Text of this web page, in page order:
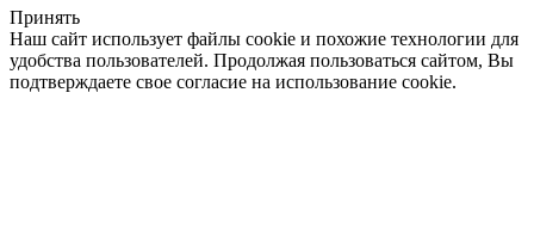
Принять
Наш сайт использует файлы cookie и похожие технологии для
удобства пользователей. Продолжая пользоваться сайтом, Вы
подтверждаете свое согласие на использование cookie.